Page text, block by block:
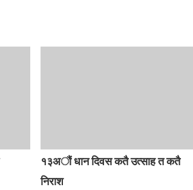
१३अौं धान दिवस कतै उत्साह त कतै
निराश